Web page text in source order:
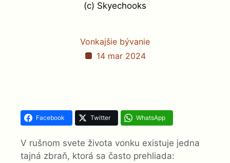
(c) Skyechooks
Vonkajšie bývanie
14 mar 2024
Facebook Twitter WhatsApp
V rušnom svete života vonku existuje jedna
tajná zbraň, ktorá sa často prehliada: